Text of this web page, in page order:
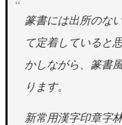
篆書には出所のな
て定着していると
かしながら、篆書
ります。
新常用漢字印章字